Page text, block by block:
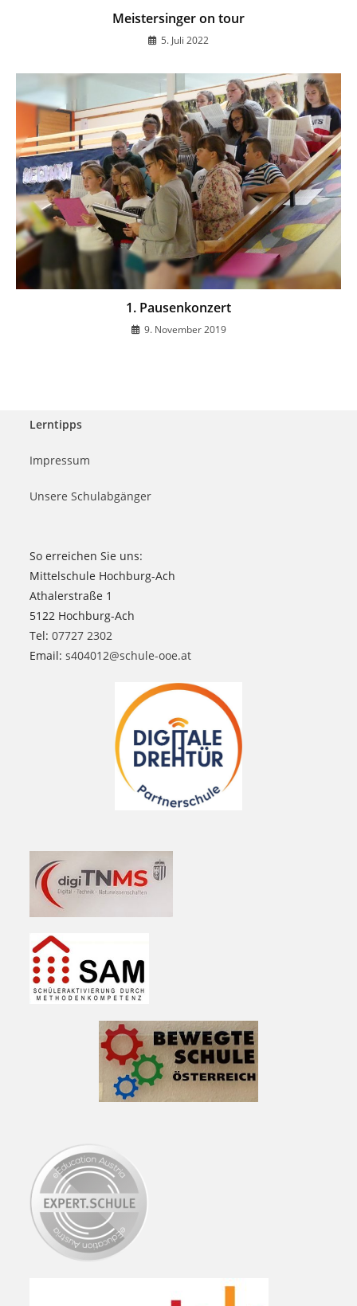
Meistersinger on tour
5. Juli 2022
1. Pausenkonzert
9. November 2019
Lerntipps
Impressum
Unsere Schulabgänger
So erreichen Sie uns:
Mittelschule Hochburg-Ach
Athalerstraße 1
5122 Hochburg-Ach
Tel:07727 2302
Email:s404012@schule-ooe.at